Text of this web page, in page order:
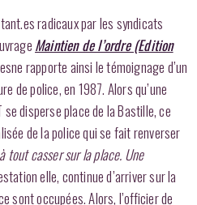
radicaux par les syndicats
Maintien de l’ordre (Edition
rapporte ainsi le témoignage d’un
de police, en 1987. Alors qu’une
disperse place de la Bastille, ce
de la police qui se fait renverser
tout casser sur la place. Une
elle, continue d’arriver sur la
sont occupées. Alors, l’officier de